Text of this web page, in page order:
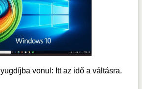
vonul: Itt az idő a váltásra.